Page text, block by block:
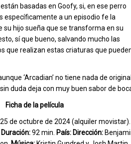
basadas en Goofy, si, en ese perro
específicamente a un episodio fe la
su hijo sueña que se transforma en su
sí que bueno, salvando mucho las
que realizan estas criaturas que
‘Arcadian’ no tiene nada de
duda deja con muy buen sabor de
Ficha de la película
25 de octubre de 2024 (alquiler movistar).
Duración:92 min. País: Dirección: